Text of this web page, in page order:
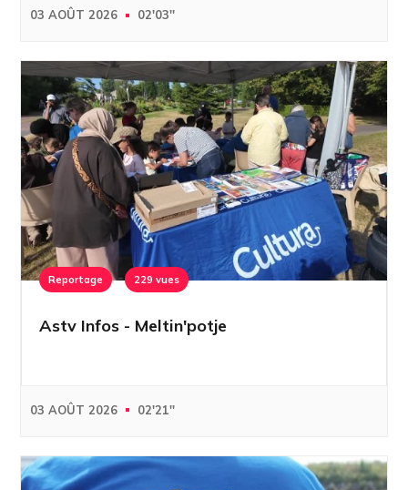
03 AOÛT 2026 02'03''
Reportage 229 vues
Astv Infos - Meltin'potje
03 AOÛT 2026 02'21''